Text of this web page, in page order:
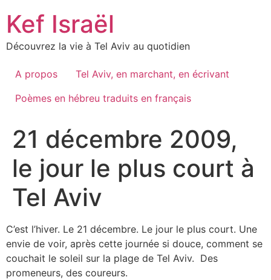
content
Kef Israël
Découvrez la vie à Tel Aviv au quotidien
A propos
Tel Aviv, en marchant, en écrivant
Poèmes en hébreu traduits en français
21 décembre 2009,
le jour le plus court à
Tel Aviv
C’est l’hiver. Le 21 décembre. Le jour le plus court. Une
envie de voir, après cette journée si douce, comment se
couchait le soleil sur la plage de Tel Aviv. Des
promeneurs, des coureurs.